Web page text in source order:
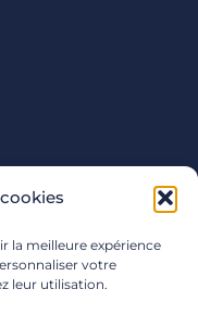
la meilleure expérience
votre
leur utilisation.